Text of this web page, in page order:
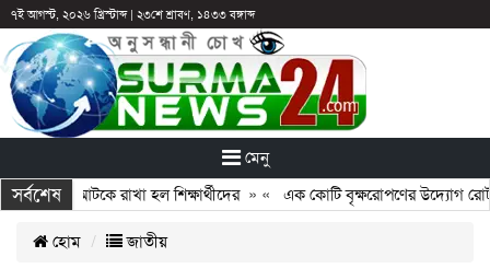
৭ই আগস্ট, ২০২৬ খ্রিস্টাব্দ| ২৩শে শ্রাবণ, ১৪৩৩ বঙ্গাব্দ
মেনু
সর্বশেষ
পরও আটকে রাখা হল শিক্ষার্থীদের» « এক কোটি বৃক্ষরোপণের উদ্যোগ
হোম জাতীয়